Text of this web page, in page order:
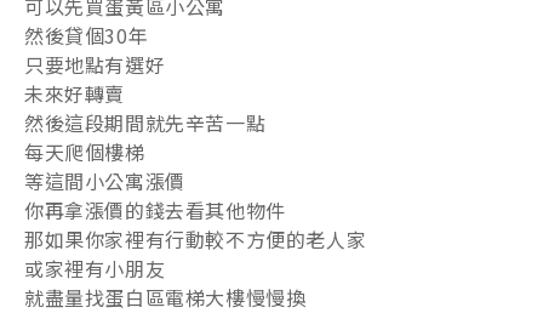
可以先買蛋黃區小公寓
然後貸個30年
只要地點有選好
未來好轉賣
然後這段期間就先辛苦一點
每天爬個樓梯
等這間小公寓漲價
你再拿漲價的錢去看其他物件
那如果你家裡有行動較不方便的老人家
或家裡有小朋友
就盡量找蛋白區電梯大樓慢慢換